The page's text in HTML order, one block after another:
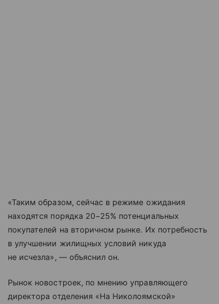
«Таким образом, сейчас в режиме ожидания
находятся порядка 20−25% потенциальных
покупателей на вторичном рынке. Их потребность
в улучшении жилищных условий никуда
не исчезла», — объяснил он.
Рынок новостроек, по мнению управляющего
директора отделения «На Николоямской»